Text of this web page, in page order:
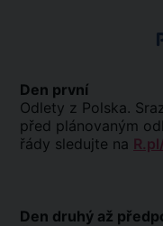
Den první
Odlety z Polska.
před plánovaným
řády sledujte na
Den druhý až